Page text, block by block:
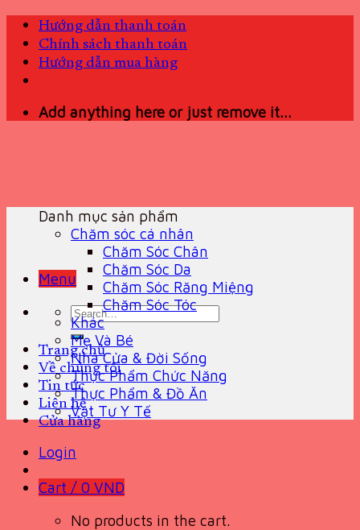
Skip
content
Hướng dẫn thanh toán
Chính sách thanh toán
Hướng dẫn mua hàng
Add anything here or just remove it...
Menu
Search
for:
Trang chủ
Về chúng tôi
Tin tức
Liên hệ
Cửa hàng
Login
Cart / 0 VND
No products in the cart.
Danh mục sản phẩm
Chăm sóc cá nhân
Chăm Sóc Chân
Chăm Sóc Da
Chăm Sóc Răng Miệng
Chăm Sóc Tóc
Khác
Mẹ Và Bé
Nhà Cửa & Đời Sống
Thực Phẩm Chức Năng
Thực Phẩm & Đồ Ăn
Vật Tư Y Tế